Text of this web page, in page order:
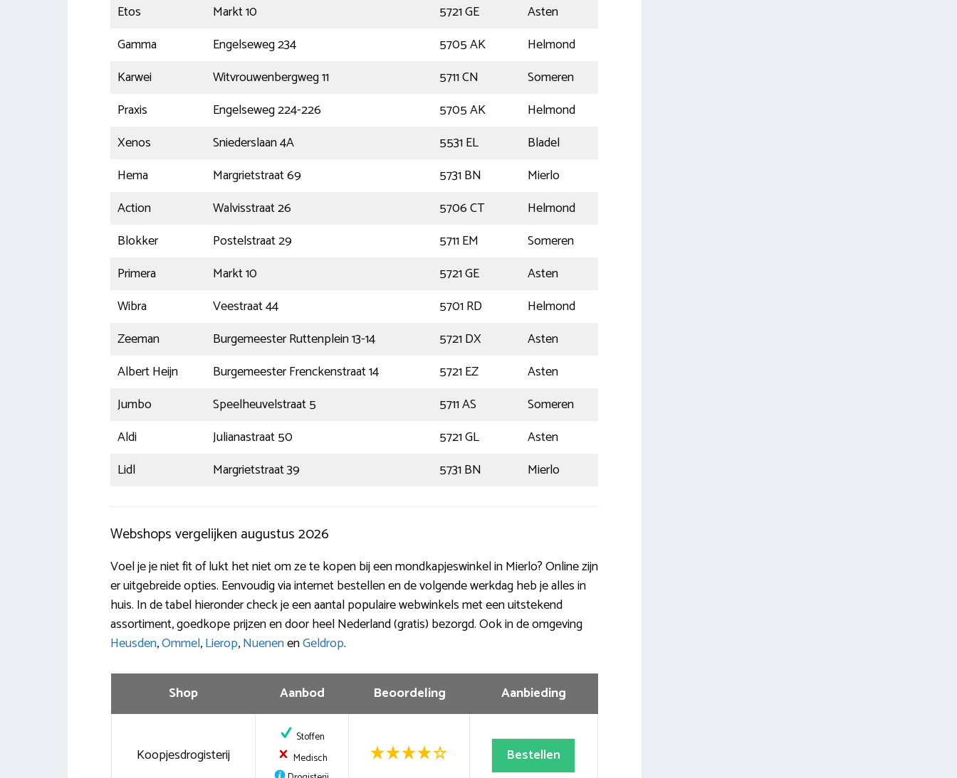
Etos
Markt 10 5721 GE
Asten
Gamma
Engelseweg 234 5705 AK
Helmond
Karwei
Witvrouwenbergweg 11 5711 CN
Someren
Praxis
Engelseweg 224-226 5705 AK
Helmond
Xenos
Sniederslaan 4A 5531 EL
Bladel
Hema
Margrietstraat 69 5731 BN
Mierlo
Action
Walvisstraat 26 5706 CT
Helmond
Blokker
Postelstraat 29 5711 EM
Someren
Primera
Markt 10 5721 GE
Asten
Wibra
Veestraat 44 5701 RD
Helmond
Zeeman
Burgemeester Ruttenplein 13-14 5721 DX
Asten
Albert Heijn
Burgemeester Frenckenstraat 14 5721 EZ
Asten
Jumbo
Speelheuvelstraat 5 5711 AS
Someren
Aldi
Julianastraat 50 5721 GL
Asten
Lidl
Margrietstraat 39 5731 BN Mierlo
Webshops vergelijken augustus 2026
Voel je je niet fit of lukt het niet om ze te kopen bij een mondkapjeswinkel in Mierlo? Online zijn
er uitgebreide opties. Eenvoudig via internet bestellen en de volgende werkdag heb je alles in
huis. In de tabel hieronder check je een aantal populaire webwinkels met een uitstekend
assortiment, goedkope prijzen en door heel Nederland (gratis) bezorgd. Ook in de omgeving
Heusden,Ommel,Lierop,NuenenenGeldrop.
Shop Aanbod Beoordeling Aanbieding
Koopjesdrogisterij
Stoffen
Medisch
Bestellen